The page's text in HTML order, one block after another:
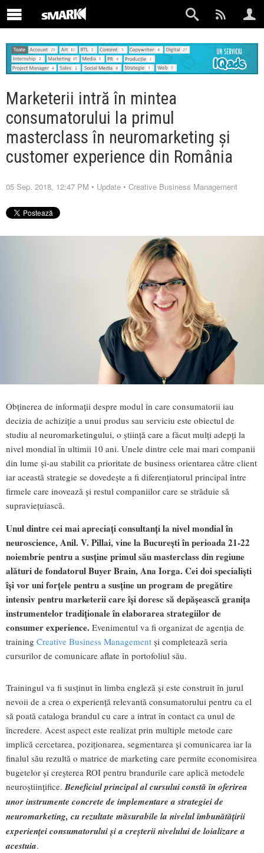
Marketerii intră în mintea
consumatorului la primul
masterclass în neuromarketing și
customer experience din România
05 Sep. 2018, 12:47 PM • Update • Creative Business Management
Obținerea de informații despre modul în care consumatorii iau
decizia de achiziție a unui produs sau serviciu este obiectul de
studiu al neuromarketingului, o știință care a făcut mulți adepți la
nivel mondial în ultimii 10 ani. Unele dintre cele mai mari companii
din lume și-au stabilit ca prioritate de business orientarea către client
iar această strategie se dovedește a fi diferențiatorul principal între
firmele care inovează și restul companiilor care se străduie să
supraviețuiască.
Unul dintre cei mai apreciați consultanți la nivel mondial în
neuroscience, Anil. V. Pillai, vine la București în perioada 21-22
noiembrie pentru a susține primul său masterclass din regiune
alături de fondatorul Buyer Brain, Ana Iorga. Cei doi specialiști
își vor uni forțele pentru a susține un program de pregătire
intensiv pentru marketerii care își doresc să depășească granița
instrumentelor tradiționale în elaborarea strategiilor de
consumer experience. Evenimentul va fi organizat de agenția de
training Creative Business Management și completează seria
cursurilor de comunicare aflate în portofoliul său.
Trainingul va fi susținut în limba engleză și este construit în jurul
nevoii de a crea o experiență relevantă consumatorului pentru ca el
să poată cataloga brandul cu care a intrat în contact ca unul de
încredere. Acest aspect este realizat prin multiple metode care
implică cercetarea, poziționarea, segmentarea și comunicarea iar la
finalul său rezultă o matrice de marketing care permite economisirea
bugetelor și creșterea ROI pentru brandurile care aplică metodele
neuroștiințifice.Beneficiul principal al cursului constă în oferirea
unor instrumente concrete de implementare a strategiei de
neuromarketing, cu rezultate măsurabile la nivelul îmbunătățirii
experienței consumatorului și a creșterii nivelului de loializare a
acestuia.